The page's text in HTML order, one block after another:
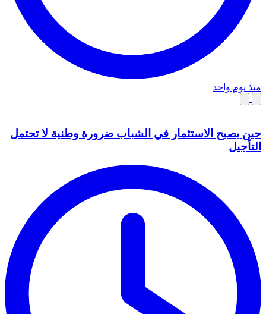
منذ يوم واحد
حين يصبح الاستثمار في الشباب ضرورة وطنية لا تحتمل
التأجيل